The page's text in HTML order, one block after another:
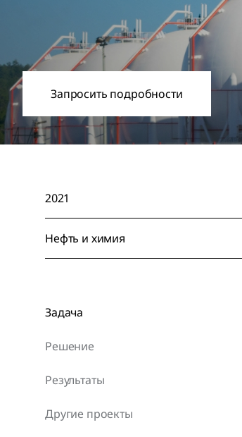
Запросить подробности
2021
Нефть и химия
Задача
Решение
Результаты
Другие проекты